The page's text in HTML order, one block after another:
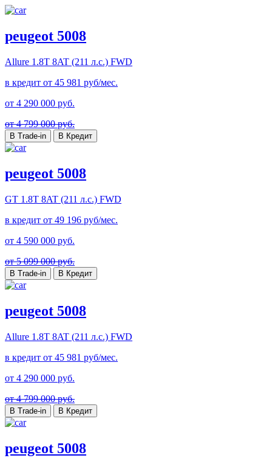
peugeot 5008
Allure 1.8T 8AT (211 л.с.) FWD
в кредит от 45 981 руб/мес.
от 4 290 000 руб.
от 4 799 000 руб.
В Trade-in В Кредит
peugeot 5008
GT 1.8T 8AT (211 л.с.) FWD
в кредит от 49 196 руб/мес.
от 4 590 000 руб.
от 5 099 000 руб.
В Trade-in В Кредит
peugeot 5008
Allure 1.8T 8AT (211 л.с.) FWD
в кредит от 45 981 руб/мес.
от 4 290 000 руб.
от 4 799 000 руб.
В Trade-in В Кредит
peugeot 5008